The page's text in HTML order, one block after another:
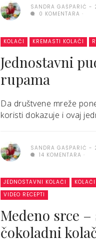
SANDRA GAŠPARIĆ
0 KOMENTARA
KOLAČI KREMASTI KOLAČI
Jednostavni
rupama
Da društvene mreže
koristi dokazuje i ovaj
SANDRA GAŠPARIĆ
14 KOMENTARA
JEDNOSTAVNI KOLAČI KOLAČI
VIDEO RECEPTI
Medeno srce
čokoladni